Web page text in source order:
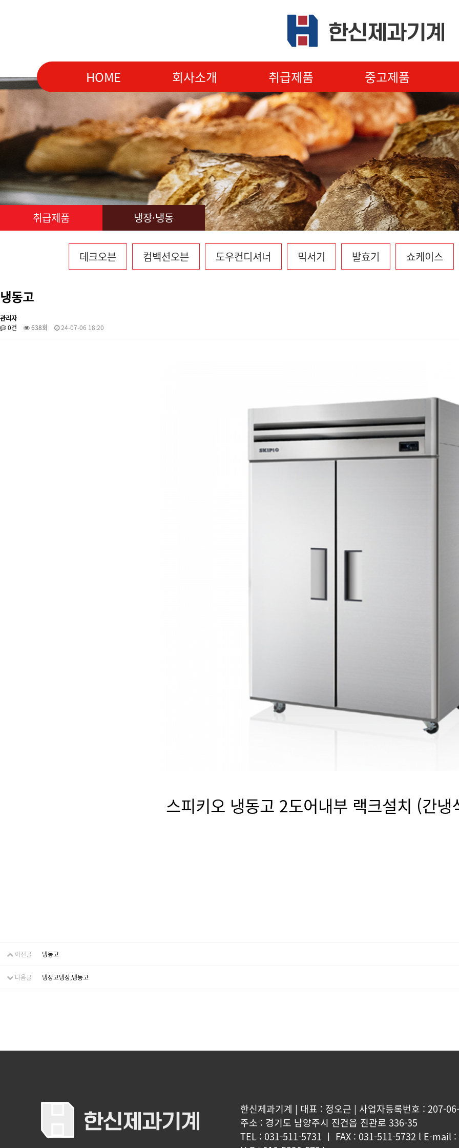
HOME 회사소개 취급제품 중고제품
취급제품 냉장·냉동
데크오븐 컴백션오븐 도우컨디셔너 믹서기 발효기 쇼케이스
냉동고
관리자
0건
638회 24-07-06 18:20
스피키오 냉동고 2도어내부 랙크설치 (간냉
이전글 냉동고
다음글 냉장고냉장,냉동고
한신제과기계 | 대표 : 정오근 | 사업자등록번호 : 207-
주소 : 경기도 남양주시 진건읍 진관로 336-35
TEL : 031-511-5731 ㅣ FAX : 031-511-5732 l E-